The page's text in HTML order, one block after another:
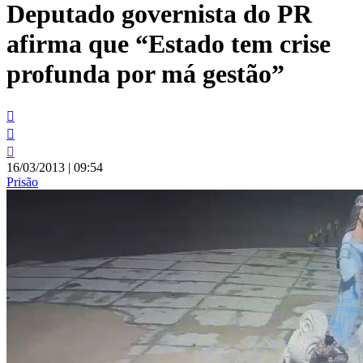
conteúdo
Deputado governista do PR
afirma que “Estado tem crise
profunda por má gestão”
16/03/2013 | 09:54
Prisão